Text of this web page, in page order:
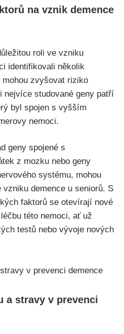
na vznik demence
roli ve vzniku
identifikovali několik
zvyšovat riziko
nejvíce studované geny patří
byl spojen s vyšším
nemoci.
geny spojené s
z mozku nebo geny
systému, mohou
demence u seniorů. S
faktorů se otevírají nové
této nemoci, ať už
testů nebo vývoje nových
a stravy v prevenci